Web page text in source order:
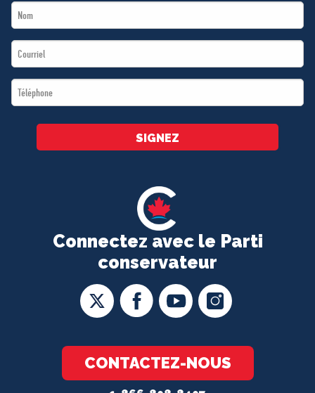
Connectez avec le Parti
conservateur
CONTACTEZ-NOUS
Last
Name
Email
*
Téléphone
*
SIGNEZ